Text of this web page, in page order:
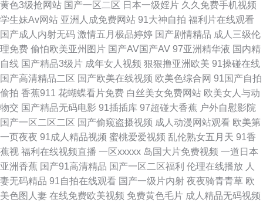
香蕉 AV网站免费在线观看 新视觉影院尤物视频 国产成人在线综合 亚洲无码
另类专区 岛国不卡Av 婷婷五月天aV www成人三级 色先锋av资源站 草莓视
频网站18 色一本久 97页国产精品 www成人小视频 一级黄色永久免费 国产
日韩欧美色综合 91看片在线 国产在线香蕉伊 伊人大香蕉AV国产 国产熟女91
影音先锋AV最新 九一热re 国产黑丝视频 一区二区成人 久草资源福利站 日韩
中文字幕婷婷综合 91shufu 欧美日韩综合 男女操视频网站 阿V视频免费在线
观看 久久偷拍 欧美性爱在线A 污网址在线观看 大香蕉9999直播 香蕉视频黄
黄色3级抢网站 国产一区二区 日本一级婬片 久久免费手机视频
学生妹Av网站 亚洲人成免费网站 91大神自拍 福利片在线观看
国产成人内射无码 激情五月极品婷婷 国产剧情精品 成人三级伦
理免费 偷怕欧美亚州图片 国产AV国产AV 97亚洲精华液 国内精
自线 国产精品3级片 成年女人视频 狠狠撸亚洲欧美 91操碰在线
国产高清精品二区 国产欧美在线视频 欧美色综合网 91国产自拍
偷拍 香蕉911 花蝴蝶看片免费 白丝美女免费网站 欧美女人与动
物交 国产精品无码电影 91插插库 97超碰大香蕉 户外自慰影院
国产一区二区二区 国产偷窥盗摄视频 成人动漫网站观看 欧美第
一页夜夜 91成人精品视频 蜜桃爱爱视频 乱伦熟女五月天 91香
蕉视 福利在线视频直播 一区xxxxx 岛国大片免费视频 一道日本
亚洲香蕉 国产91高清精品 国产一区二区福利 伦理在线播放 人
妻无码精品 91自拍在线观看 国产一级片内射 夜夜骑青青草 欧
美色图人妻 在线免费欧美视频 免费黄色毛片 成人精品无码视频